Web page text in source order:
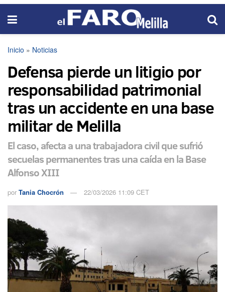
Inicio » Noticias
Defensa pierde un litigio por
responsabilidad patrimonial
tras un accidente en una base
militar de Melilla
El caso, afecta a una trabajadora civil que sufrió
secuelas permanentes tras una caída en la Base
Alfonso XIII
por Tania Chocrón 22/03/2026 11:09 CET